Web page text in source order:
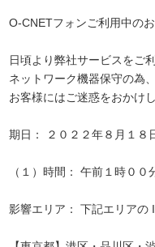
O-CNETフォンご利用中の
日頃より弊社サービスをご
ネットワーク機器保守の為
お客様にはご迷惑をおかけ
期日： ２０２２年８月１８
（１）時間： 午前１時０
影響エリア： 下記エリアの